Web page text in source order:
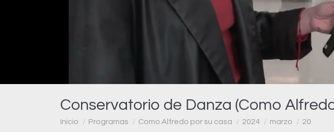
Conservatorio de Danza (Como
Estás aquí:
Inicio Programas Como Alfredo por su casa 2024 marzo 20